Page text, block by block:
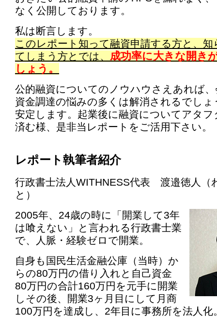
なく公開しております。
私は断言します。
このレポート知って融資申請する方と、
てしまう方とでは、 成功率に大きな開き
しょう。
公的融資についてのノウハウさえあれば
資金調達の悩みの多くは解消されるでしょ
安定します。起業後に融資についてアタ
済む様、是非当レポートをご活用下さい。
レポート執筆者紹介
行政書士法人WITHNESS代表 渡邉徳人（
と）
2005年、24歳の時に「開業して3年
は喰えない」と言われる行政書士業
で、人脈・経験ゼロで開業。
自身も国民生活金融公庫（当時）か
らの80万円の借り入れと自己資金
80万円の合計160万円を元手に開業
しその後、開業3ヶ月目にして月商
100万円を達成し、2年目に事務所を法人化